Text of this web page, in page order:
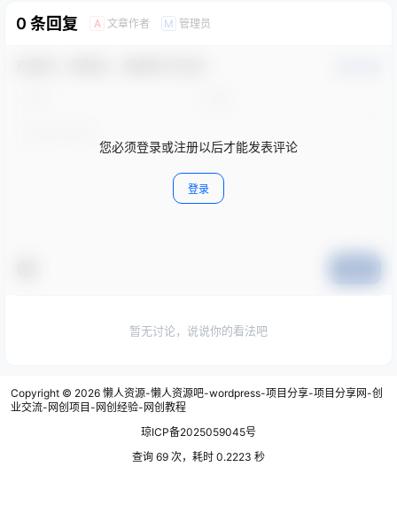
0 条回复 A 文章作者 M 管理员
您必须登录或注册以后才能发表评论
登录
暂无讨论，说说你的看法吧
Copyright © 2026 懒人资源-懒人资源吧-wordpress-项目分享-项目分享网-创
业交流-网创项目-网创经验-网创教程
琼ICP备2025059045号
查询 69 次，耗时 0.2223 秒